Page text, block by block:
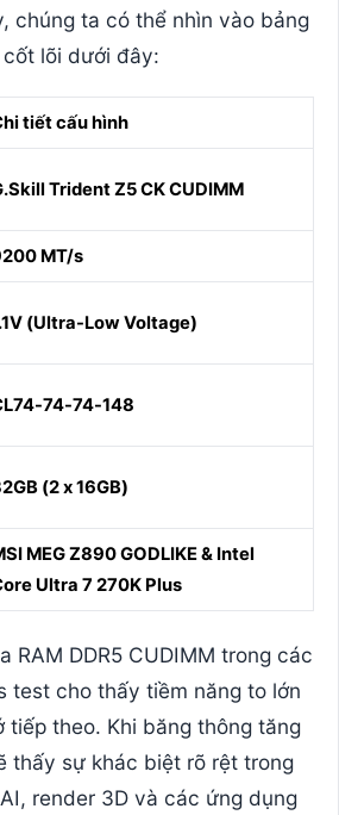
chúng ta có thể nhìn vào bảng
lõi dưới đây:
tiết cấu hình
Trident Z5 CK CUDIMM
MT/s
(Ultra-Low Voltage)
74-74-148
(2 x 16GB)
MEG Z890 GODLIKE & Intel
Ultra 7 270K Plus
RAM DDR5 CUDIMM trong các
test cho thấy tiềm năng to lớn
tiếp theo. Khi băng thông tăng
thấy sự khác biệt rõ rệt trong
render 3D và các ứng dụng